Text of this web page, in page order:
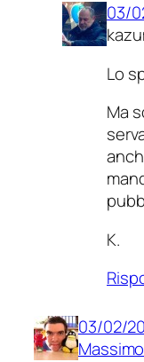
03/
Lo
Ma
K.
03/02/